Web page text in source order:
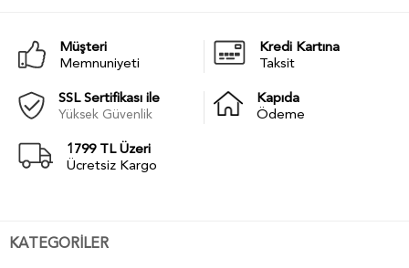
Müşteri
Memnuniyeti
Kredi Kartına
Taksit
SSL Sertifikası ile
Yüksek Güvenlik
Kapıda
Ödeme
1799 TL Üzeri
Ücretsiz Kargo
KATEGORİLER